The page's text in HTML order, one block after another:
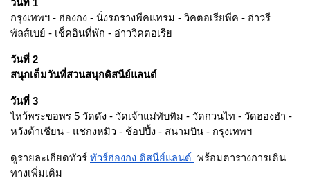
วันที่ 1
กรุงเทพฯ - ฮ่องกง - นั่งรถรางพีคแทรม - วิคตอเรียพีค - อ่าวรี
พัลส์เบย์ - เช็คอินที่พัก - อ่าววิคตอเรีย
วันที่ 2
สนุกเต็มวันที่สวนสนุกดิสนีย์แลนด์
วันที่ 3
ไหว้พระขอพร 5 วัดดัง - วัดเจ้าแม่ทับทิม - วัดกวนไท - วัดฮองฮำ -
หวังต้าเซียน - แชกงหมิว - ช้อปปิ้ง - สนามบิน - กรุงเทพฯ
ดูรายละเอียดทัวร์ ทัวร์ฮ่องกง ดิสนีย์แลนด์ พร้อมตารางการเดิน
ทางเพิ่มเติม